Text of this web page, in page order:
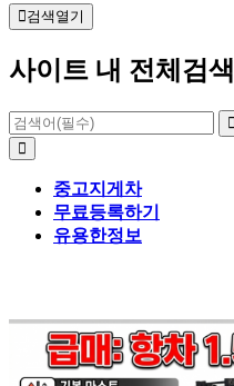
검색열기
사이트 내 전체검색
중고지게차
무료등록하기
유용한정보